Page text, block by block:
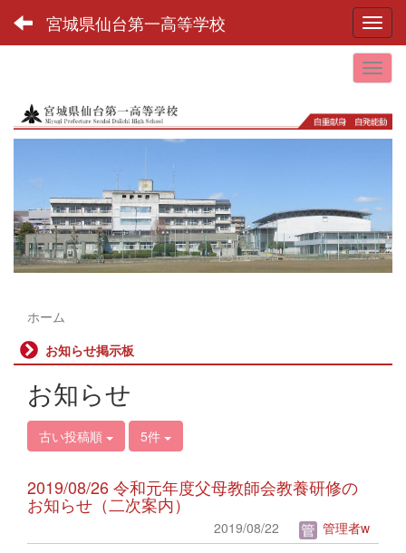
宮城県仙台第一高等学校
ホーム
お知らせ掲示板
お知らせ
古い投稿順 5件
2019/08/26 令和元年度父母教師会教養研修の
お知らせ（二次案内）
2019/08/22 管理者w